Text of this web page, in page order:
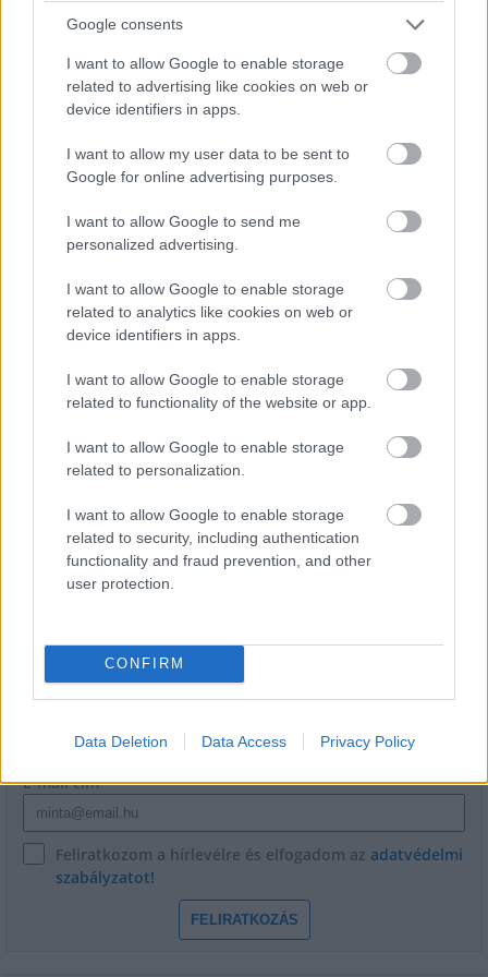
Google consents
I want to allow Google to enable storage
related to advertising like cookies on web or
device identifiers in apps.
I want to allow my user data to be sent to
Google for online advertising purposes.
I want to allow Google to send me
personalized advertising.
I want to allow Google to enable storage
related to analytics like cookies on web or
device identifiers in apps.
I want to allow Google to enable storage
related to functionality of the website or app.
I want to allow Google to enable storage
related to personalization.
I want to allow Google to enable storage
related to security, including authentication
functionality and fraud prevention, and other
user protection.
CONFIRM
Data Deletion Data Access Privacy Policy
HÍRLEVÉL
E-mail cím
Feliratkozom a hírlevélre és elfogadom az adatvédelmi
szabályzatot!
FELIRATKOZÁS